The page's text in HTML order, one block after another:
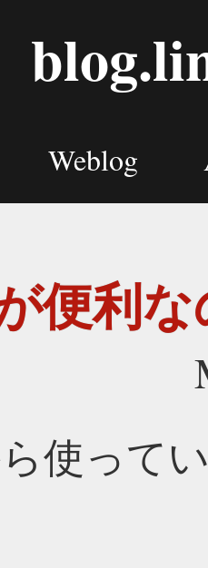
Weblog
便利
使って